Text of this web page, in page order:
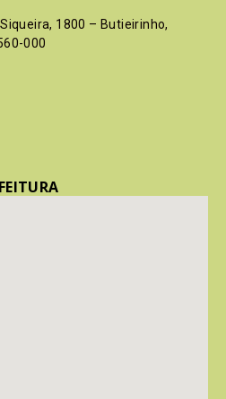
1800 – Butieirinho,
000